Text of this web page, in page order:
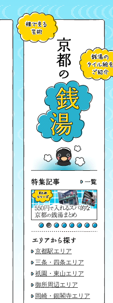
京都駅エリア
三条・四条エリア
祇園・東山エリア
御所周辺エリア
岡崎・銀閣寺エリア